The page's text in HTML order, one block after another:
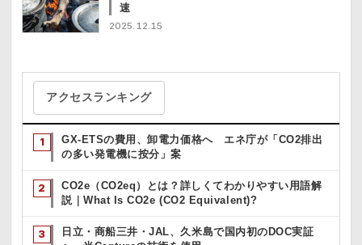
速
2025.12.15
アクセスランキング
GX-ETSの費用、卸電力価格へ エネ庁が「CO2排出
の多い発電機に按分」案
CO2e（CO2eq）とは？詳しくてわかりやすい用語解
説｜What Is CO2e (CO2 Equivalent)?
日立・商船三井・JAL、久米島で国内初のDOC実証